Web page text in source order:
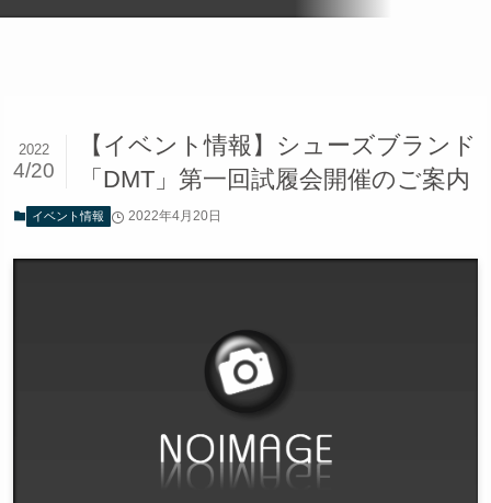
【イベント情報】シューズブランド
「DMT」第一回試履会開催のご案内
2022
4/20
イベント情報 2022年4月20日